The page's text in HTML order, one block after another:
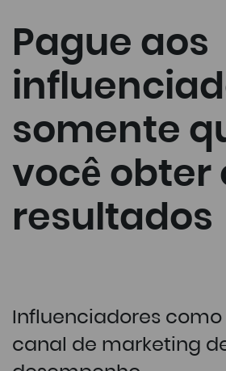
Pague aos
somente
você obter
resultados
Influenciadores
canal de marketing